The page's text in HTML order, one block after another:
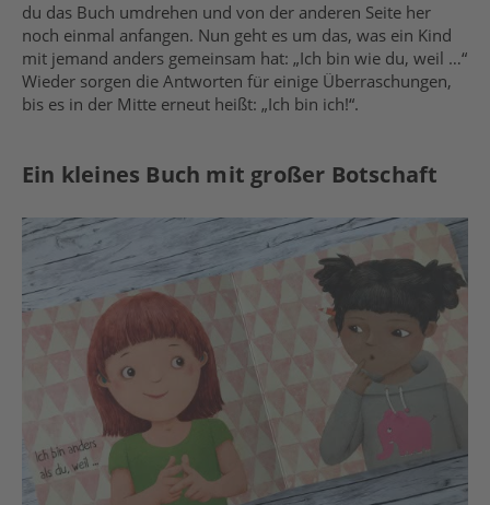
du das Buch umdrehen und von der anderen Seite her
noch einmal anfangen. Nun geht es um das, was ein Kind
mit jemand anders gemeinsam hat: „Ich bin wie du, weil …“
Wieder sorgen die Antworten für einige Überraschungen,
bis es in der Mitte erneut heißt: „Ich bin ich!“.
Ein kleines Buch mit großer Botschaft